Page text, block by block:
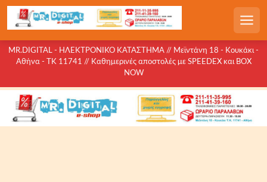
c
MR.DIGITAL - ΗΛΕΚΤΡΟΝΙΚΟ ΚΑΤΑΣΤΗΜΑ // Μεϊντάνη 18 - Κουκάκι -
Αθήνα - ΤΚ 11741 // Καθημερινές αποστολές με SPEEDEX και BOX
NOW